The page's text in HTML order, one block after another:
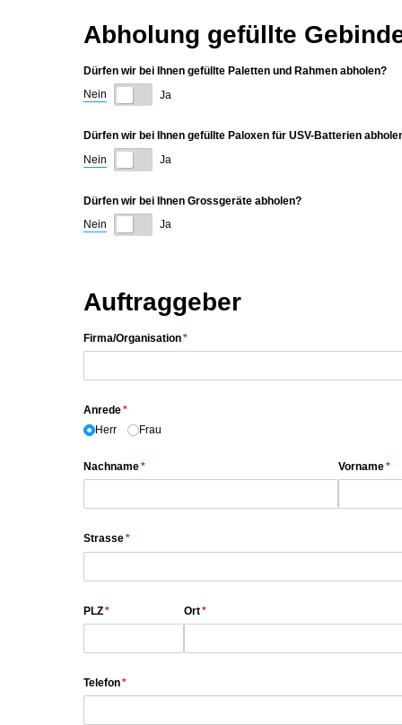
Abholung gefüllte
Dürfen wir bei Ihnen gefüllte Paletten und Rahmen abholen?
Nein
Ja
Dürfen wir bei Ihnen gefüllte Paloxen für USV-Batterien
Nein
Ja
Dürfen wir bei Ihnen Grossgeräte abholen?
Nein
Ja
Auftraggeber
Firma/​Organisation*
(erforderlich)
Anrede*
(erforderlich)
Herr
Frau
Nachname*
(erforderlich) Vorname*
Strasse*
(erforderlich)
PLZ*
(erforderlich) Ort*
(erforderlich)
Telefon*
(erforderlich)